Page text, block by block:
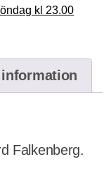
kl 23.00
Falkenberg.